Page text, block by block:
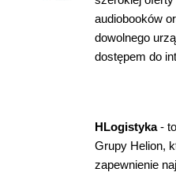
audiobooków
dowolnego
dostępem do
HLogistyka-
Grupy Helion,
zapewnienie